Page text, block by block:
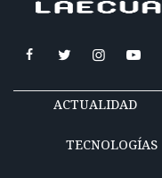
ACTUALIDAD
TECNOLOGÍAS